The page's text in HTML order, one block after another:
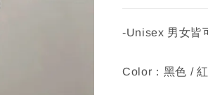
-Unisex 男女皆
Color：黑色 /